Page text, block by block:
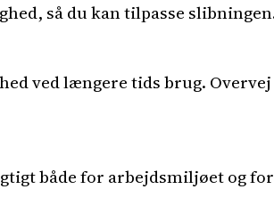
så du kan tilpasse
ved længere tids brug.
både for arbejdsmiljøet og